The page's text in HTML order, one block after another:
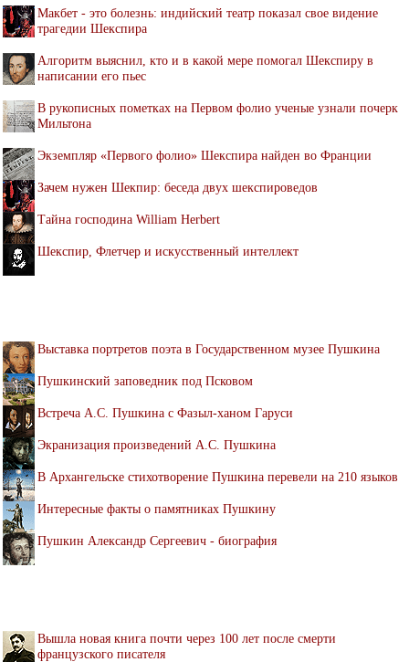
Макбет - это болезнь: индийский театр показал свое видение
трагедии Шекспира
Алгоритм выяснил, кто и в какой мере помогал Шекспиру в
написании его пьес
В рукописных пометках на Первом фолио ученые узнали почерк
Мильтона
Экземпляр «Первого фолио» Шекспира найден во Франции
Зачем нужен Шекпир: беседа двух шекспироведов
Тайна господина William Herbert
Шекспир, Флетчер и искусственный интеллект
Выставка портретов поэта в Государственном музее Пушкина
Пушкинский заповедник под Псковом
Встреча А.С. Пушкина с Фазыл-ханом Гаруси
Экранизация произведений А.С. Пушкина
В Архангельске стихотворение Пушкина перевели на 210 языков
Интересные факты о памятниках Пушкину
Пушкин Александр Сергеевич - биография
Вышла новая книга почти через 100 лет после смерти
французского писателя